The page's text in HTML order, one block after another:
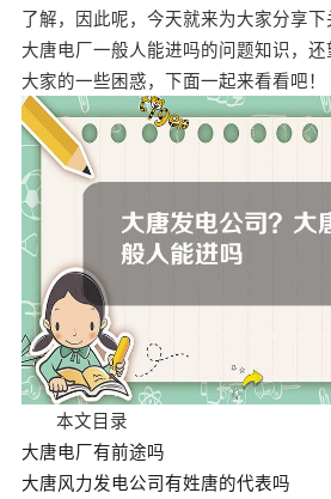
了解，因此呢，今天就来为大家分享
大唐电厂一般人能进吗的问题知识，
大家的一些困惑，下面一起来看看吧！
本文目录
大唐电厂有前途吗
大唐风力发电公司有姓唐的代表吗